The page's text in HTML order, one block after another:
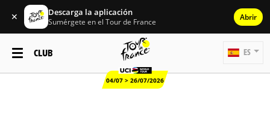
✕ Descarga la aplicación
Sumérgete en el Tour de France Abrir
CLUB
04/07 > 26/07/2026
ES